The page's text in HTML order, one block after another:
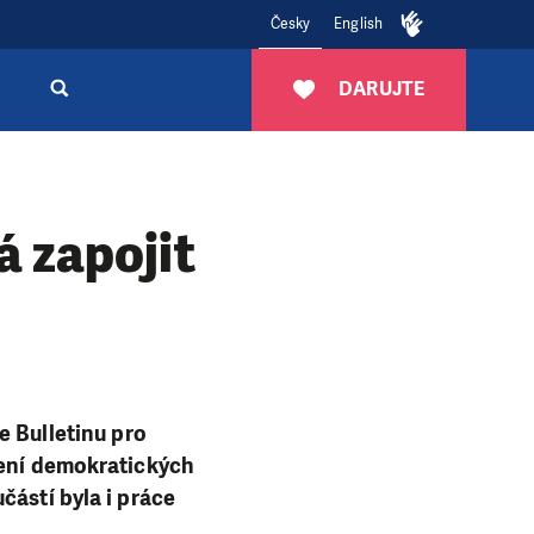
Česky English
DARUJTE
zapojit
Bulletinu pro
demokratických
byla i práce